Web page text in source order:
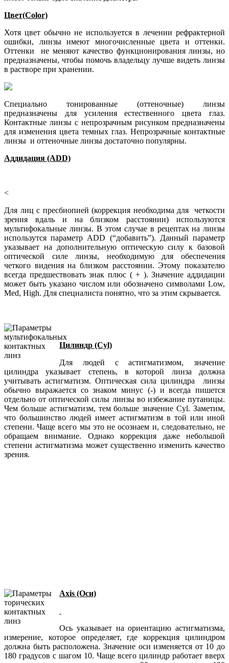
Цвет(Color)
Хотя цвет обычно не используется в лечении рефрактерной
ошибки, линзы имеют многочисленные цвета и оттенки.
Оттенки не меняют качество функционирования линзы, но
предназначены, чтобы помочь владельцу лучше видеть линзы
в растворе при хранении.
Специально тонированные (оттеночные) линзы
предназначены для усиления естественного цвета глаз.
Контактные линзы с непрозрачным рисунком предназначены
для изменения цвета темных глаз. Непрозрачные контактные
линзы и оттеночные линзы достаточно популярны.
Аддидация (ADD)
<
Для лиц с пресбиопией (коррекция необходима для четкости
зрения вдаль и на близком расстоянии) используются
мультифокальные линзы. В этом случае в рецептах на линзы
использутся параметр ADD (“добавить”). Данный параметр
указывает на дополнительную оптическую силу к базовой
оптической силе линзы, необходимую для обеспечения
четкого видения на близком расстоянии. Этому показателю
всегда предшествовать знак плюс ( + ). Значение аддидации
может быть указано числом или обозначено символами Low,
Med, High. Для специалиста понятно, что за этим скрывается.
Цилиндр (Cyl)
Для людей с астигматизмом, значение
цилиндра указывает степень, в которой линза должна
учитывать астигматизм. Оптическая сила цилиндра линзы
обычно выражается со знаком минус (-) и всегда пишется
отдельно от оптической силы линзы во избежание путаницы.
Чем больше астигматизм, тем больше значение Cyl. Заметим,
что большинство людей имеет астигматизм в той или иной
степени. Чаще всего мы это не осознаем и, следовательно, не
обращаем внимание. Однако коррекция даже небольшой
степени астигматизма может существенно изменить качество
зрения.
Axis (Оси)
Ось указывает на ориентацию астигматизма,
измерение, которое определяет, где коррекция цилиндром
должна быть расположена. Значение оси изменяется от 10 до
180 градусов с шагом 10. Чаще всего цилиндр работает вверх